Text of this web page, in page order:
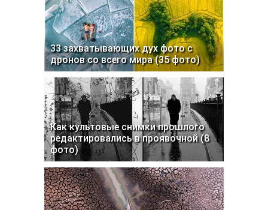
33 захватывающих дух фото с
дронов со всего мира (35 фото)
Как культовые снимки прошлого
редактировались в проявочной (8
фото)